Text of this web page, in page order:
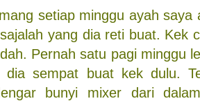
setiap minggu ayah saya
yang dia reti buat. Kek
Pernah satu pagi minggu
dia sempat buat kek dulu.
bunyi mixer dari